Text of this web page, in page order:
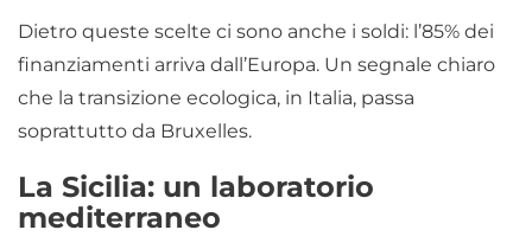
Dietro queste scelte ci sono anche i soldi: l’85% dei
finanziamenti arriva dall’Europa. Un segnale chiaro
che la transizione ecologica, in Italia, passa
soprattutto da Bruxelles.
La Sicilia: un laboratorio
mediterraneo